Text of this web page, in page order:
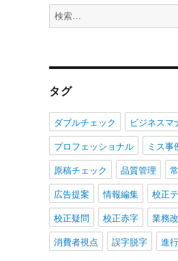
検
索:
タグ
ダブルチェック
ビジネスマ
プロフェッショナル
ミス事
原稿チェック
品質管理
広告提案
情報編集
校正
校正疑問
校正赤字
業務
消費者視点
誤字脱字 進